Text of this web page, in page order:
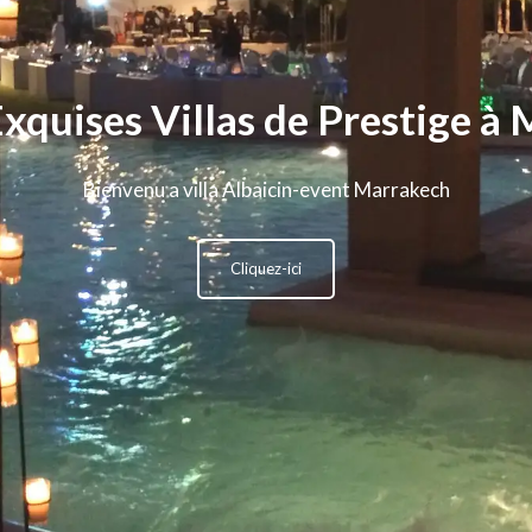
Villas de Prestige à
Bienvenu a villa Albaicin-event Marrakech
cliquez-ici